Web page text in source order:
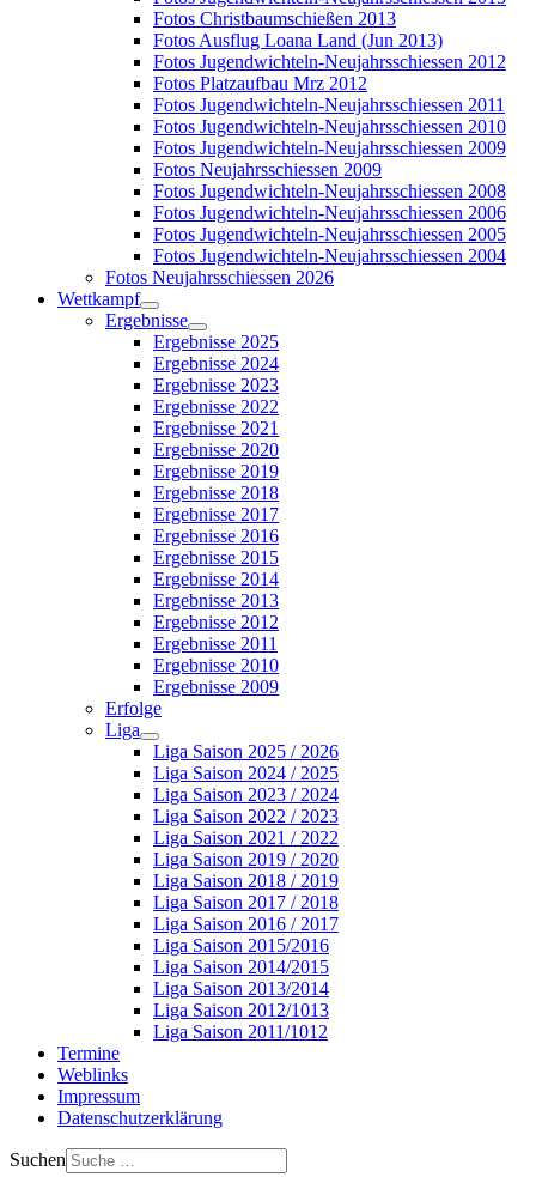
Fotos Christbaumschießen 2013
Fotos Ausflug Loana Land (Jun 2013)
Fotos Jugendwichteln-Neujahrsschiessen 2012
Fotos Platzaufbau Mrz 2012
Fotos Jugendwichteln-Neujahrsschiessen 2011
Fotos Jugendwichteln-Neujahrsschiessen 2010
Fotos Jugendwichteln-Neujahrsschiessen 2009
Fotos Neujahrsschiessen 2009
Fotos Jugendwichteln-Neujahrsschiessen 2008
Fotos Jugendwichteln-Neujahrsschiessen 2006
Fotos Jugendwichteln-Neujahrsschiessen 2005
Fotos Jugendwichteln-Neujahrsschiessen 2004
Fotos Neujahrsschiessen 2026
Wettkampf
Ergebnisse
Ergebnisse 2025
Ergebnisse 2024
Ergebnisse 2023
Ergebnisse 2022
Ergebnisse 2021
Ergebnisse 2020
Ergebnisse 2019
Ergebnisse 2018
Ergebnisse 2017
Ergebnisse 2016
Ergebnisse 2015
Ergebnisse 2014
Ergebnisse 2013
Ergebnisse 2012
Ergebnisse 2011
Ergebnisse 2010
Ergebnisse 2009
Erfolge
Liga
Liga Saison 2025 / 2026
Liga Saison 2024 / 2025
Liga Saison 2023 / 2024
Liga Saison 2022 / 2023
Liga Saison 2021 / 2022
Liga Saison 2019 / 2020
Liga Saison 2018 / 2019
Liga Saison 2017 / 2018
Liga Saison 2016 / 2017
Liga Saison 2015/2016
Liga Saison 2014/2015
Liga Saison 2013/2014
Liga Saison 2012/1013
Liga Saison 2011/1012
Termine
Weblinks
Impressum
Datenschutzerklärung
Suchen